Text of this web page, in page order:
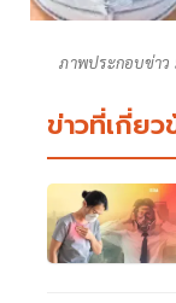
ภาพประกอบข่าว
ข่าวที่เกี่ย